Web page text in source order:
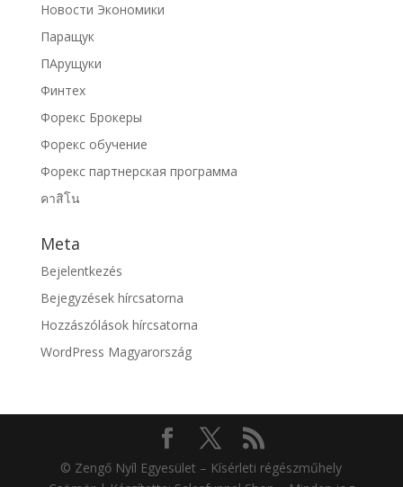
Новости Экономики
Паращук
ПАрущуки
Финтех
Форекс Брокеры
Форекс обучение
Форекс партнерская программа
คาสิโน
Meta
Bejelentkezés
Bejegyzések hírcsatorna
Hozzászólások hírcsatorna
WordPress Magyarország
© Zengő Nyíl Egyesület – Kísérleti régészműhely